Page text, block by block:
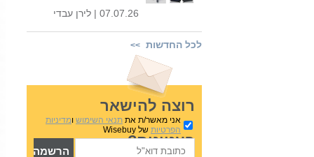
07.07.26 |
לירן עבדי
לכל החדשות >>
רוצה להישאר
בעניינים?
אני מאשר/ת את תנאי השימוש ומדיניות
הפרטיות של Wisebuy